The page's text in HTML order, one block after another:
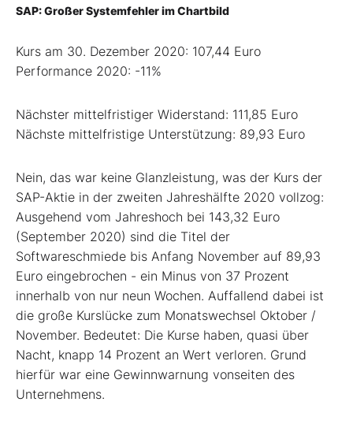
SAP: Großer Systemfehler im Chartbild
Kurs am 30. Dezember 2020: 107,44 Euro
Performance 2020: -11%
Nächster mittelfristiger Widerstand: 111,85 Euro
Nächste mittelfristige Unterstützung: 89,93 Euro
Nein, das war keine Glanzleistung, was der Kurs der
SAP-Aktie in der zweiten Jahreshälfte 2020 vollzog:
Ausgehend vom Jahreshoch bei 143,32 Euro
(September 2020) sind die Titel der
Softwareschmiede bis Anfang November auf 89,93
Euro eingebrochen - ein Minus von 37 Prozent
innerhalb von nur neun Wochen. Auffallend dabei ist
die große Kurslücke zum Monatswechsel Oktober /
November. Bedeutet: Die Kurse haben, quasi über
Nacht, knapp 14 Prozent an Wert verloren. Grund
hierfür war eine Gewinnwarnung vonseiten des
Unternehmens.